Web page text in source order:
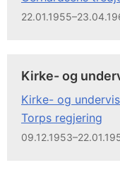
Kirke- og
Kirke- og
Torps regjering